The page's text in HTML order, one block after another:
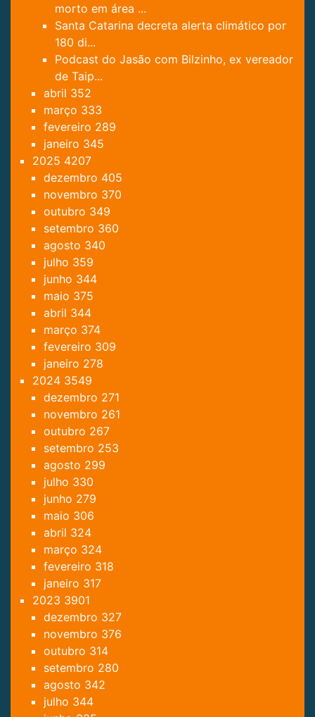
morto em área ...
Santa Catarina decreta alerta climático por
180 di...
Podcast do Jasão com Bilzinho, ex vereador
de Taip...
abril 352
março 333
fevereiro 289
janeiro 345
2025 4207
dezembro 405
novembro 370
outubro 349
setembro 360
agosto 340
julho 359
junho 344
maio 375
abril 344
março 374
fevereiro 309
janeiro 278
2024 3549
dezembro 271
novembro 261
outubro 267
setembro 253
agosto 299
julho 330
junho 279
maio 306
abril 324
março 324
fevereiro 318
janeiro 317
2023 3901
dezembro 327
novembro 376
outubro 314
setembro 280
agosto 342
julho 344